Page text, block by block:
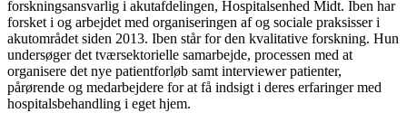
forskningsansvarlig i akutafdelingen, Hospitalsenhed Midt. Iben har
forsket i og arbejdet med organiseringen af og sociale praksisser i
akutområdet siden 2013. Iben står for den kvalitative forskning. Hun
undersøger det tværsektorielle samarbejde, processen med at
organisere det nye patientforløb samt interviewer patienter,
pårørende og medarbejdere for at få indsigt i deres erfaringer med
hospitalsbehandling i eget hjem.